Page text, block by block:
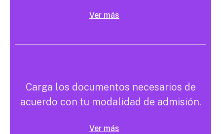
Ver más
Carga los documentos necesarios de
acuerdo con tu modalidad de admisión.
Ver más